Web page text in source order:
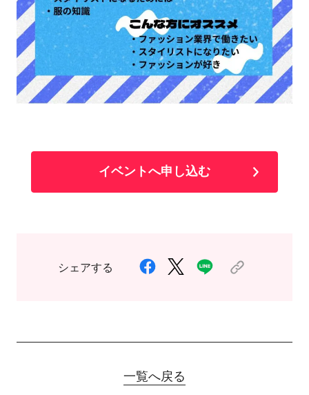
イベントへ申し込む
シェアする
一覧へ戻る